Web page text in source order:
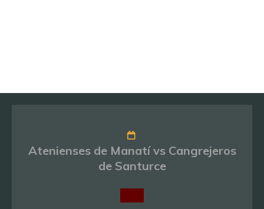
Atenienses de Manatí vs Cangrejeros
de Santurce